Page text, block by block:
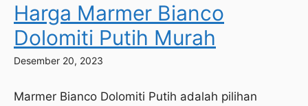
Harga Marmer Bianco
Dolomiti Putih Murah
Desember 20, 2023
Marmer Bianco Dolomiti Putih adalah pilihan